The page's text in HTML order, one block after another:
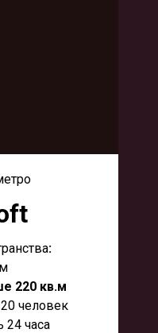
:
220 кв.м
человек
часа